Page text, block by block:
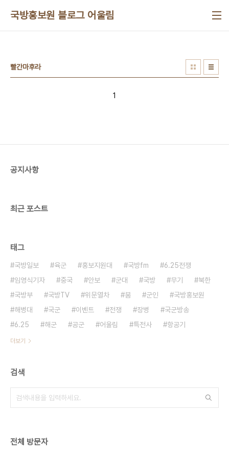
국방홍보원 블로그 어울림
빨간마후라
1
공지사항
최근 포스트
태그
국방일보 육군 홍보지원대 국방fm
6.25전쟁
임영식기자
중국 안보 군대 국방 무기
북한
국방부
국방TV 위문열차 붐 군인
국방홍보원
해병대
국군 이벤트 전쟁 장병
국군방송
6.25
해군 공군 어울림 특전사 항공기
더보기
검색
전체 방문자